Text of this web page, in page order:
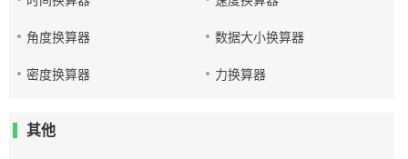
角度换算器 数据大小换算器
密度换算器 力换算器
其他